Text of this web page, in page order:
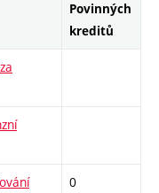
Povinných
kreditů
0